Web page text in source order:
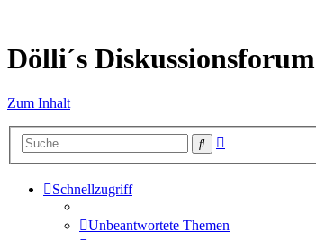
Dölli´s Diskussionsforum
Zum Inhalt
Suche
Schnellzugriff
Unbeantwortete Themen